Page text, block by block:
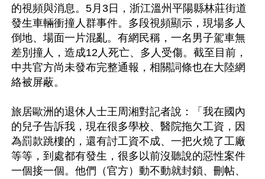
的視頻與消息。5月3日，浙江溫州平陽縣林莊街道
發生車輛衝撞人群事件。多段視頻顯示，現場多人
倒地、場面一片混亂。有網民稱，一名男子駕車無
差別撞人，造成12人死亡、多人受傷。截至目前，
中共官方尚未發布完整通報，相關詞條也在大陸網
絡被屏蔽。
旅居歐洲的退休人士王周湘對記者說：「我在國內
的兒子告訴我，現在很多學校、醫院拖欠工資，因
為罰款跳樓的，還有討工資不成、一把火燒了工廠
等等，到處都有發生，很多以前沒聽說的惡性案件
一個接一個。他們（官方）動不動就封鎖、刪帖、